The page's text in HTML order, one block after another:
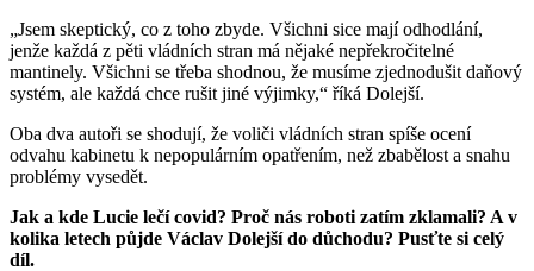
„Jsem skeptický, co z toho zbyde. Všichni sice mají odhodlání,
jenže každá z pěti vládních stran má nějaké nepřekročitelné
mantinely. Všichni se třeba shodnou, že musíme zjednodušit daňový
systém, ale každá chce rušit jiné výjimky,“ říká Dolejší.
Oba dva autoři se shodují, že voliči vládních stran spíše ocení
odvahu kabinetu k nepopulárním opatřením, než zbabělost a snahu
problémy vysedět.
Jak a kde Lucie lečí covid? Proč nás roboti zatím zklamali? A v
kolika letech půjde Václav Dolejší do důchodu? Pusťte si celý
díl.